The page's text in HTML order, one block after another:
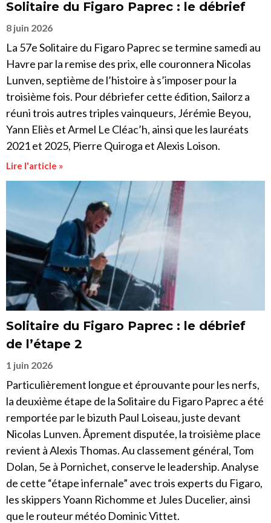
Solitaire du Figaro Paprec : le débrief
8 juin 2026
La 57e Solitaire du Figaro Paprec se termine samedi au
Havre par la remise des prix, elle couronnera Nicolas
Lunven, septième de l’histoire à s’imposer pour la
troisième fois. Pour débriefer cette édition, Sailorz a
réuni trois autres triples vainqueurs, Jérémie Beyou,
Yann Eliès et Armel Le Cléac’h, ainsi que les lauréats
2021 et 2025, Pierre Quiroga et Alexis Loison.
Lire l'article »
Solitaire du Figaro Paprec : le débrief
de l’étape 2
1 juin 2026
Particulièrement longue et éprouvante pour les nerfs,
la deuxième étape de la Solitaire du Figaro Paprec a été
remportée par le bizuth Paul Loiseau, juste devant
Nicolas Lunven. Âprement disputée, la troisième place
revient à Alexis Thomas. Au classement général, Tom
Dolan, 5e à Pornichet, conserve le leadership. Analyse
de cette “étape infernale” avec trois experts du Figaro,
les skippers Yoann Richomme et Jules Ducelier, ainsi
que le routeur météo Dominic Vittet.